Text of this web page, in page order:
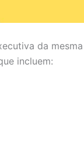
da
incluem: